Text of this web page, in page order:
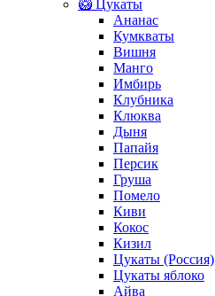
🥝 Цукаты
Ананас
Кумкваты
Вишня
Манго
Имбирь
Клубника
Клюква
Дыня
Папайя
Персик
Груша
Помело
Киви
Кокос
Кизил
Цукаты (Россия)
Цукаты яблоко
Айва